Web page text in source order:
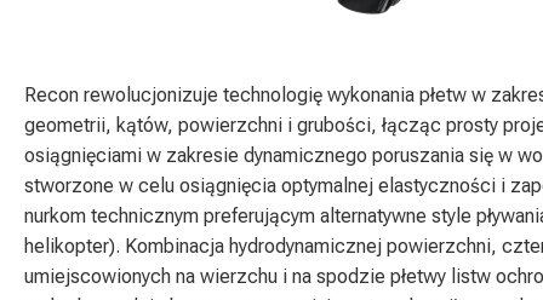
Recon rewolucjonizuje technologię wykonania płetw w
geometrii, kątów, powierzchni i grubości, łącząc prosty
osiągnięciami w zakresie dynamicznego poruszania się w
stworzone w celu osiągnięcia optymalnej elastyczności i
nurkom technicznym preferującym alternatywne style
helikopter). Kombinacja hydrodynamicznej powierzchni,
umiejscowionych na wierzchu i na spodzie płetwy listw